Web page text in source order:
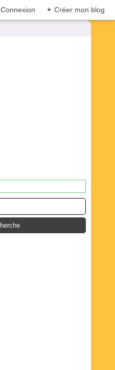
Connexion + Créer mon blog